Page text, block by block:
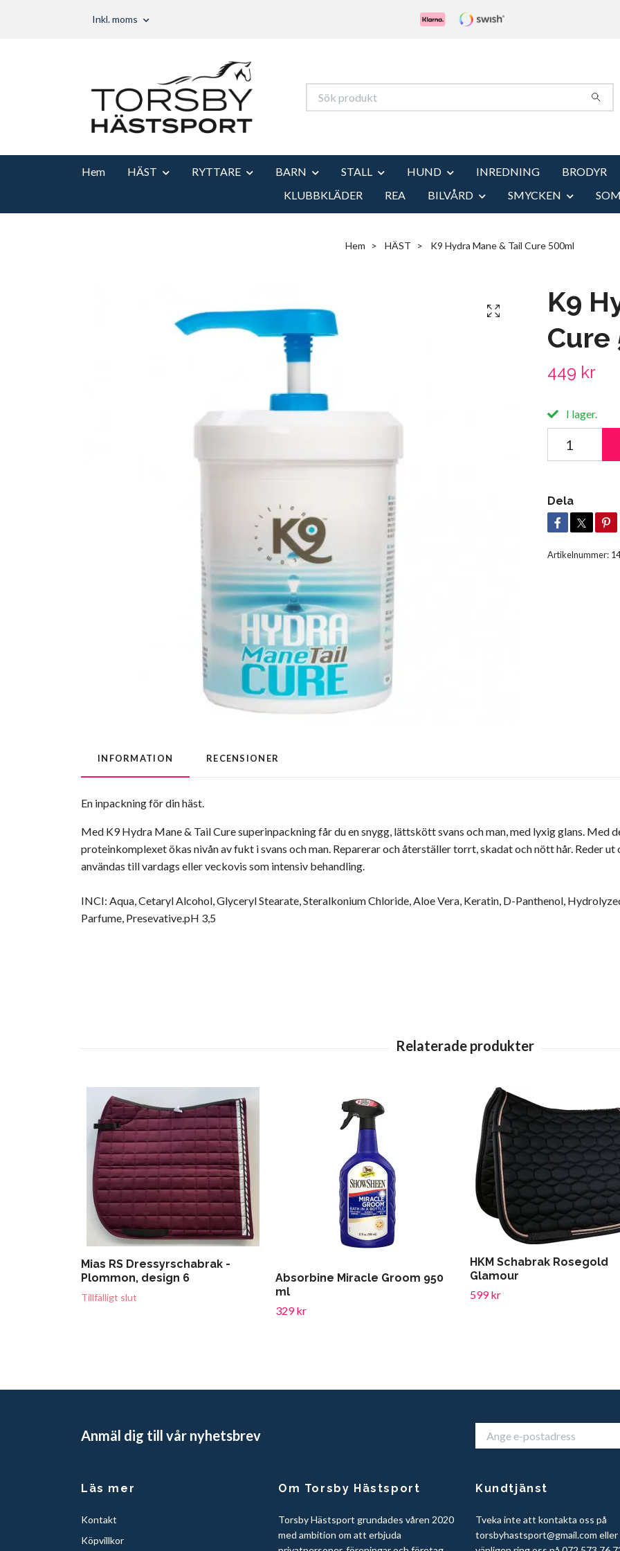
Inkl. moms
Hem HÄST RYTTARE BARN STALL HUND INREDNING
BRODYR
KLUBBKLÄDER
REA BILVÅRD SMYCKEN
Hem HÄST K9 Hydra Mane & Tail Cure 500ml
K9
Cure
449 kr
I lager.
Dela
Artikelnummer:
INFORMATION RECENSIONER
En inpackning för din häst.
Med K9 Hydra Mane & Tail Cure superinpackning får du en snygg, lättskött svans och man, med lyxig glans.
proteinkomplexet ökas nivån av fukt i svans och man. Reparerar och återställer torrt, skadat och nött hår. Reder
användas till vardags eller veckovis som intensiv behandling.
INCI: Aqua, Cetaryl Alcohol, Glyceryl Stearate, Steralkonium Chloride, Aloe Vera, Keratin, D-Panthenol,
Parfume, Presevative.pH 3,5
Mias RS Dressyrschabrak -
Plommon, design 6
Tillfälligt slut
Absorbine Miracle Groom 950
ml
329 kr
HKM Schabrak Rosegold
Glamour
599 kr
Anmäl dig till vår nyhetsbrev
Läs mer
Kontakt
Köpvillkor
Om Torsby Hästsport
Torsby Hästsport grundades våren 2020
med ambition om att erbjuda
Kundtjänst
Tveka inte att kontakta oss på
torsbyhastsport@gmail.com eller